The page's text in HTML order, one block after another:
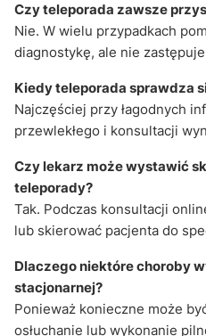
Czy teleporada zawsze
Nie. W wielu przypadkach
diagnostykę, ale nie
Kiedy teleporada sprawdza
Najczęściej przy łagodnych
przewlekłego i konsultacji
Czy lekarz może wystawić
teleporady?
Tak. Podczas konsultacji
lub skierować pacjenta do
Dlaczego niektóre choroby
stacjonarnej?
Ponieważ konieczne może
osłuchanie lub wykonanie